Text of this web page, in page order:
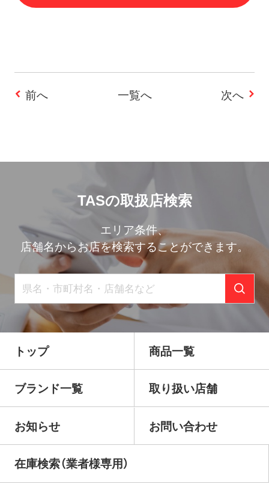
投
ー
シ
ョ
ン
前へ 一覧へ 次へ
TASの取扱店検索
エリア条件、
店舗名からお店を検索することができます。
トップ 商品一覧
ブランド一覧 取り扱い店舗
お知らせ お問い合わせ
在庫検索（業者様専用）